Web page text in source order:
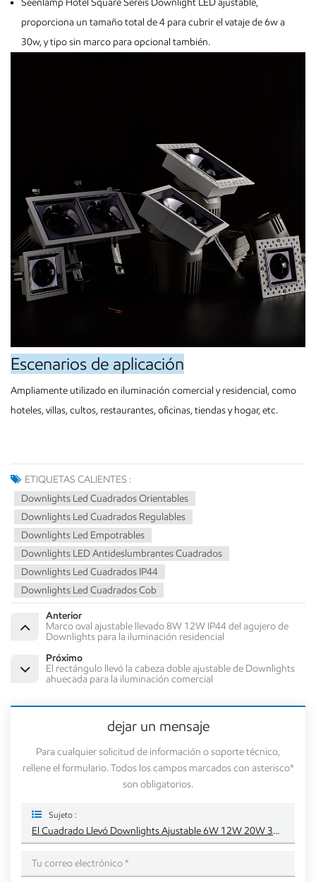
proporciona un tamaño total de 4 para cubrir el vataje de 6w a
30w, y tipo sin marco para opcional también.
Escenarios de aplicación
Ampliamente utilizado en iluminación comercial y residencial, como
hoteles, villas, cultos, restaurantes, oficinas, tiendas y hogar, etc.
ETIQUETAS CALIENTES :
Downlights Led Cuadrados Orientables
Downlights Led Cuadrados Regulables
Downlights Led Empotrables
Downlights LED Antideslumbrantes Cuadrados
Downlights Led Cuadrados IP44
Downlights Led Cuadrados Cob
Anterior
Marco oval ajustable llevado 8W 12W IP44 del agujero de
Downlights para la iluminación residencial
Próximo
El rectángulo llevó la cabeza doble ajustable de Downlights
ahuecada para la iluminación comercial
dejar un mensaje
Para cualquier solicitud de información o soporte técnico,
rellene el formulario. Todos los campos marcados con asterisco*
son obligatorios.
Sujeto :
El Cuadrado Llevó Downlights Ajustable 6W 12W 20W 30W Para La Iluminación Interior De Los Proyectos Del Chalet Del Hotel